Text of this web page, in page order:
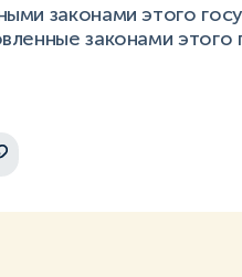
законами этого
законами